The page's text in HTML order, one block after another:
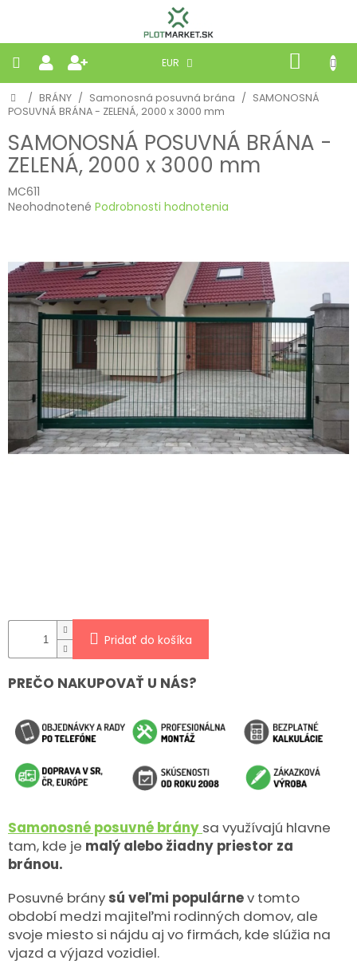
EUR
KOŠÍK
PLETIVÁ
PANELY
BRÁNY
PRÍRODNÉ
BETÓNOVÉ
STRIEŠKY
ČLÁNKY
Kalkulácia
zdarma
Kontakty
Domov
/ BRÁNY / Samonosná posuvná brána / SAMONOSNÁ
POSUVNÁ BRÁNA - ZELENÁ, 2000 x 3000 mm
SAMONOSNÁ POSUVNÁ BRÁNA -
ZELENÁ, 2000 x 3000 mm
MC611
Priemerné
0,0
z
5
hviezdičiek.
Neohodnotené Podrobnosti hodnotenia
Pridať do košíka
PREČO NAKUPOVAŤ U NÁS?
Samonosné posuvné brány sa využívajú hlavne
tam, kde je malý alebo žiadny priestor za
bránou.
Posuvné bránysú veľmi populárnev tomto
období medzi majiteľmi rodinných domov, ale
svoje miesto si nájdu aj vo firmách, kde slúžia na
vjazd a výjazd vozidiel.